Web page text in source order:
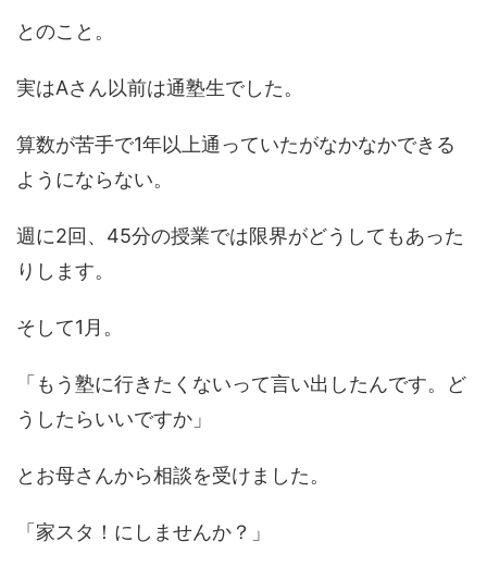
とのこと。
実はAさん以前は通塾生でした。
算数が苦手で1年以上通っていたがなかなかできる
ようにならない。
週に2回、45分の授業では限界がどうしてもあった
りします。
そして1月。
「もう塾に行きたくないって言い出したんです。ど
うしたらいいですか」
とお母さんから相談を受けました。
「家スタ！にしませんか？」